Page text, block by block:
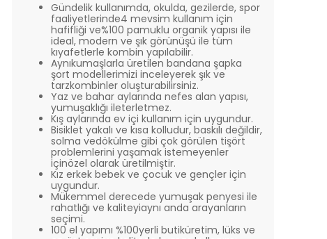
Gündelik kullanımda, okulda, gezilerde, spor
faaliyetlerinde4 mevsim kullanım için
hafifliği ve%100 pamuklu organik yapısı ile
ideal, modern ve şık görünüşü ile tüm
kıyafetlerle kombin yapılabilir.
Aynıkumaşlarla üretilen bandana şapka
şort modellerimizi inceleyerek şık ve
tarzkombinler oluşturabilirsiniz.
Yaz ve bahar aylarında nefes alan yapısı,
yumuşaklığı ileterletmez.
Kış aylarında ev içi kullanım için uygundur.
Bisiklet yakalı ve kısa kolludur, baskılı değildir,
solma vedökülme gibi çok görülen tişört
problemlerini yaşamak istemeyenler
içinözel olarak üretilmiştir.
Kız erkek bebek ve çocuk ve gençler için
uygundur.
Mükemmel derecede yumuşak penyesi ile
rahatlığı ve kaliteyiaynı anda arayanların
seçimi.
100 el yapımı %100yerli butiküretim, lüks ve